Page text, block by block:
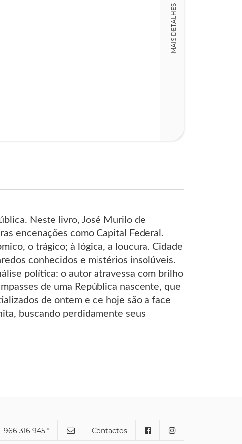
MAIS DETALHES
Neste livro, José Murilo de
encenações como Capital Federal.
o trágico; à lógica, a loucura. Cidade
conhecidos e mistérios insolúveis.
política: o autor atravessa com brilho
de uma República nascente, que
de ontem e de hoje são a face
buscando perdidamente seus
966 316 945 * Contactos